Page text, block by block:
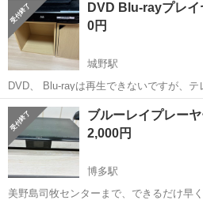
DVD Blu-rayプレイ
0円
城野駅
DVD、 Blu-rayは再生できないですが、テ
までにとりにきてくれる方を優先させて
がいします。
福岡 北九州市 城野駅 映像プ
DVD
ブルーレイプレー
2,000円
博多駅
美野島司牧センターまで、できるだけ早